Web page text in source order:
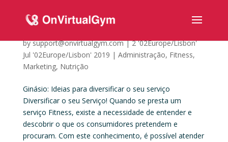
bysupport@onvirtualgym.com|2 '02Europe/Lisbon'
Jul '02Europe/Lisbon' 2019 | Administração, Fitness,
Marketing, Nutrição
Ginásio: Ideias para diversificar o seu serviço
Diversificar o seu Serviço! Quando se presta um
serviço Fitness, existe a necessidade de entender e
descobrir o que os consumidores pretendem e
procuram. Com este conhecimento, é possível atender